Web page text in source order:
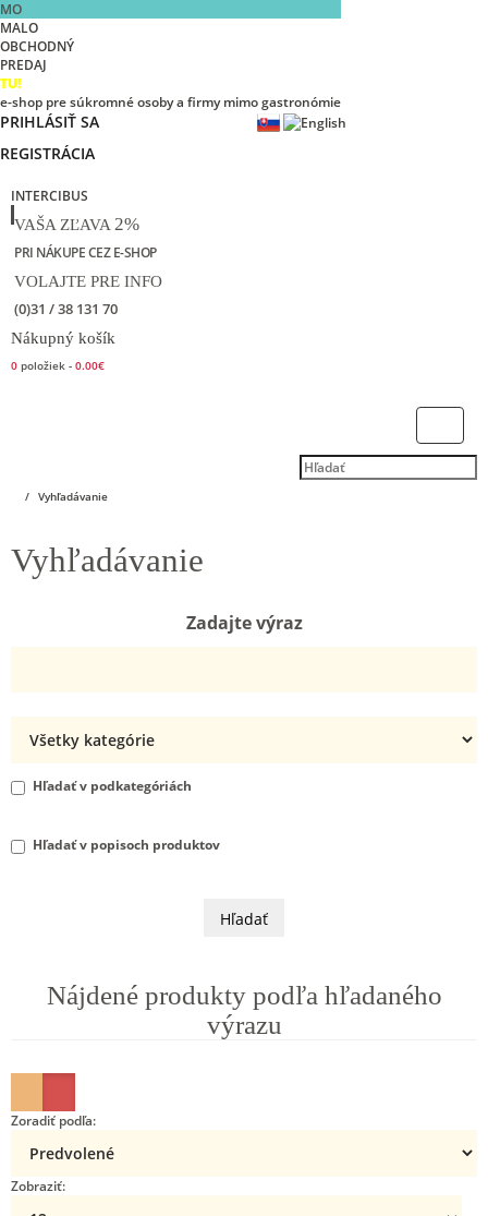
MO
MALO
OBCHODNÝ
PREDAJ
TU!
e-shop pre súkromné osoby a firmy mimo gastronómie
PRIHLÁSIŤ SA
REGISTRÁCIA
INTERCIBUS
VAŠA ZĽAVA 2%
PRI NÁKUPE CEZ E-SHOP
VOLAJTE PRE INFO
(0)31 / 38 131 70
Nákupný košík
0 položiek - 0.00€
Vyhľadávanie
Vyhľadávanie
Zadajte výraz
Hľadať v podkategóriách
Hľadať v popisoch produktov
Nájdené produkty podľa hľadaného
výrazu
Zoradiť podľa:
Zobraziť: